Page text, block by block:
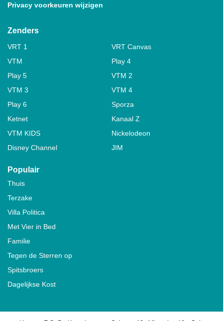
Privacy voorkeuren wijzigen
Zenders
VRT 1
VRT Canvas
VTM
Play 4
Play 5
VTM 2
VTM 3
VTM 4
Play 6
Sporza
Ketnet
Kanaal Z
VTM KIDS
Nickelodeon
Disney Channel
JIM
Populair
Thuis
Terzake
Villa Politica
Met Vier in Bed
Familie
Tegen de Sterren op
Spitsbroers
Dagelijkse Kost